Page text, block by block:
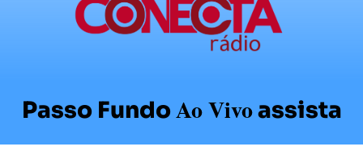
Passo FundoAo Vivoassista